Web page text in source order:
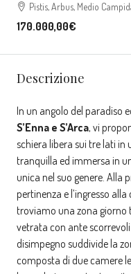
Pistis, Arbus, Medio
170.000,00€
Descrizione
In un angolo del paradiso
S’Enna e S’Arca, vi
schiera libera sui tre lati in
tranquilla ed immersa in
unica nel suo genere. Alla
pertinenza e l’ingresso
troviamo una zona giorno
vetrata con ante scorrevoli
disimpegno suddivide la
composta di due camere